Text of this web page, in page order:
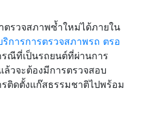
ตรวจสภาพซ้ำใหม่ได้ภายใน
ริการการตรวจสภาพรถ ตรอ
ณีที่เป็นรถยนต์ที่ผ่านการ
ล้วจะต้องมีการตรวจสอบ
ติดตั้งแก๊สธรรมชาติไปพร้อม